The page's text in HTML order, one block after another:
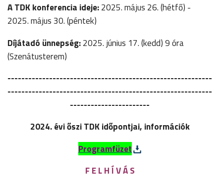
A TDK konferencia ideje:2025. május 26. (hétfő) -
2025. május 30. (péntek)
Díjátadó ünnepség:2025. június 17. (kedd) 9 óra
(Szenátusterem)
-----------------------------------------------------------
-----------------------------------------------------------
-----------------------
2024. évi őszi TDK időpontjai, információk
Programfüzet
F E L H Í V Á S